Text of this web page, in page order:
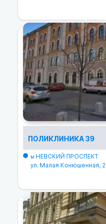
ПОЛИКЛИНИКА 39
м.НЕВСКИЙ ПРОСПЕКТ
ул. Малая Конюшенная, 2